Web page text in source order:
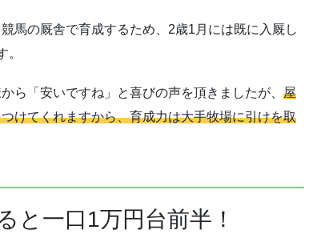
馬の厩舎で育成するため、2歳1月には既に入厩し
。
ら「安いですね」と喜びの声を頂きましたが、 屋
けてくれますから、育成力は大手牧場に引けを取
と一口1万円台前半！